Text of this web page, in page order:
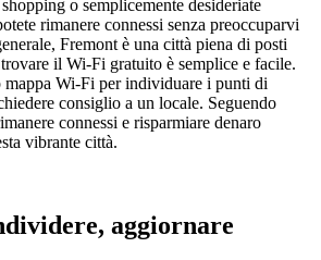
o semplicemente desideriate
rimanere connessi senza preoccuparvi
Fremont è una città piena di posti
il Wi-Fi gratuito è semplice e facile.
mappa Wi-Fi per individuare i punti di
consiglio a un locale. Seguendo
connessi e risparmiare denaro
vibrante città.
aggiornare